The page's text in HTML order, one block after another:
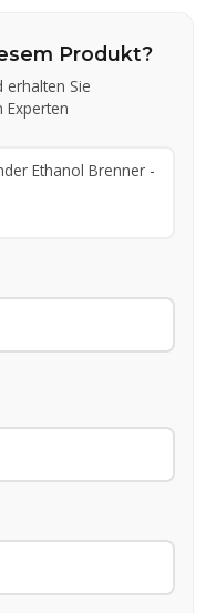
Produkt?
erhalten Sie
Ethanol Brenner -